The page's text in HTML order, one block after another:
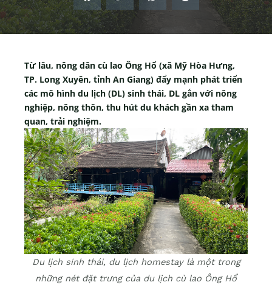
Từ lâu, nông dân cù lao Ông Hổ (xã Mỹ Hòa Hưng,
TP. Long Xuyên, tỉnh An Giang) đẩy mạnh phát triển
các mô hình du lịch (DL) sinh thái, DL gắn với nông
nghiệp, nông thôn, thu hút du khách gần xa tham
quan, trải nghiệm.
Du lịch sinh thái, du lịch homestay là một trong
những nét đặt trưng của du lịch cù lao Ông Hổ